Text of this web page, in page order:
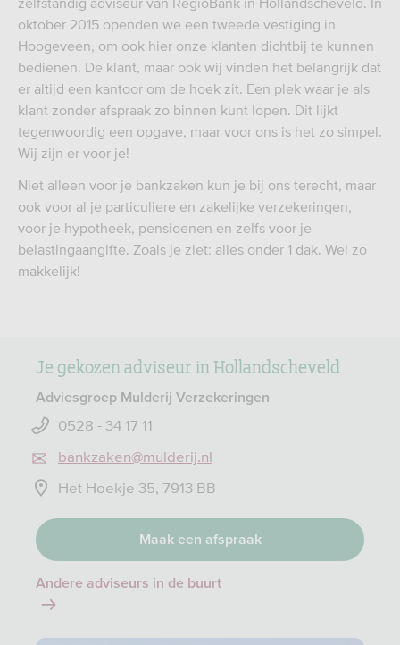
oktober 2015 openden we een tweede vestiging in
Hoogeveen, om ook hier onze klanten dichtbij te kunnen
bedienen. De klant, maar ook wij vinden het belangrijk dat
er altijd een kantoor om de hoek zit. Een plek waar je als
klant zonder afspraak zo binnen kunt lopen. Dit lijkt
tegenwoordig een opgave, maar voor ons is het zo simpel.
Wij zijn er voor je!
Niet alleen voor je bankzaken kun je bij ons terecht, maar
ook voor al je particuliere en zakelijke verzekeringen,
voor je hypotheek, pensioenen en zelfs voor je
belastingaangifte. Zoals je ziet: alles onder 1 dak. Wel zo
makkelijk!
Je gekozen adviseur in Hollandscheveld
Adviesgroep Mulderij Verzekeringen
0528 - 34 17 11
bankzaken@mulderij.nl
Het Hoekje 35, 7913 BB
Maak een afspraak
Andere adviseurs in de buurt